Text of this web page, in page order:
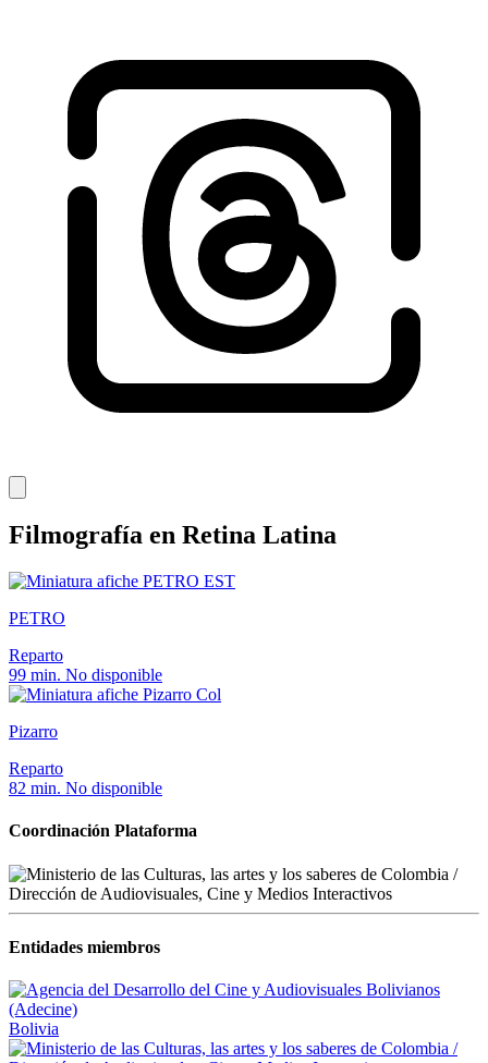
Filmografía en Retina Latina
EST
PETRO
Reparto
99 min. No disponible
Col
Pizarro
Reparto
82 min. No disponible
Coordinación Plataforma
Entidades miembros
Bolivia